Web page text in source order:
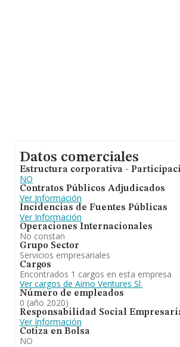
Datos comerciales
Estructura corporativa -
NO
Contratos Públicos Adjudicados
Ver Información
Incidencias de Fuentes Públicas
Ver Información
Operaciones Internacionales
No constan
Grupo Sector
Servicios empresariales
Cargos
Encontrados 1 cargos en esta empresa
Ver cargos de Aimo Ventures Sl.
Número de empleados
0 (año 2020)
Responsabilidad Social
Ver Información
Cotiza en Bolsa
NO